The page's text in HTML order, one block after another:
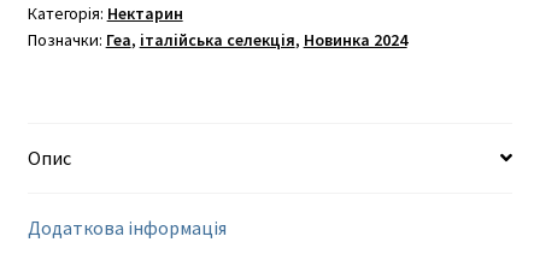
Категорія: Нектарин
Позначки: Геа, італійська селекція, Новинка 2024
Опис
Додаткова інформація